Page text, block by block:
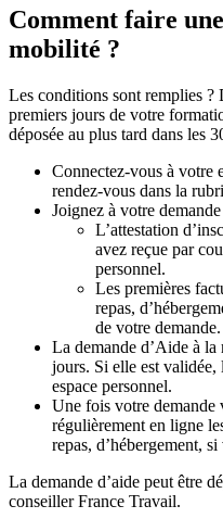
Comment faire
mobilité ?
Les conditions sont remplies ?
premiers jours de votre
déposée au plus tard dans les
Connectez-vous à votre
rendez-vous dans la
Joignez à votre
L’attestation
avez reçue par
personnel.
Les premières
repas,
de votre demande.
La demande d’Aide à la
jours. Si elle est
espace personnel.
Une fois votre demande
régulièrement en ligne
repas, d’hébergement,
La demande d’aide peut être
conseiller France Travail.